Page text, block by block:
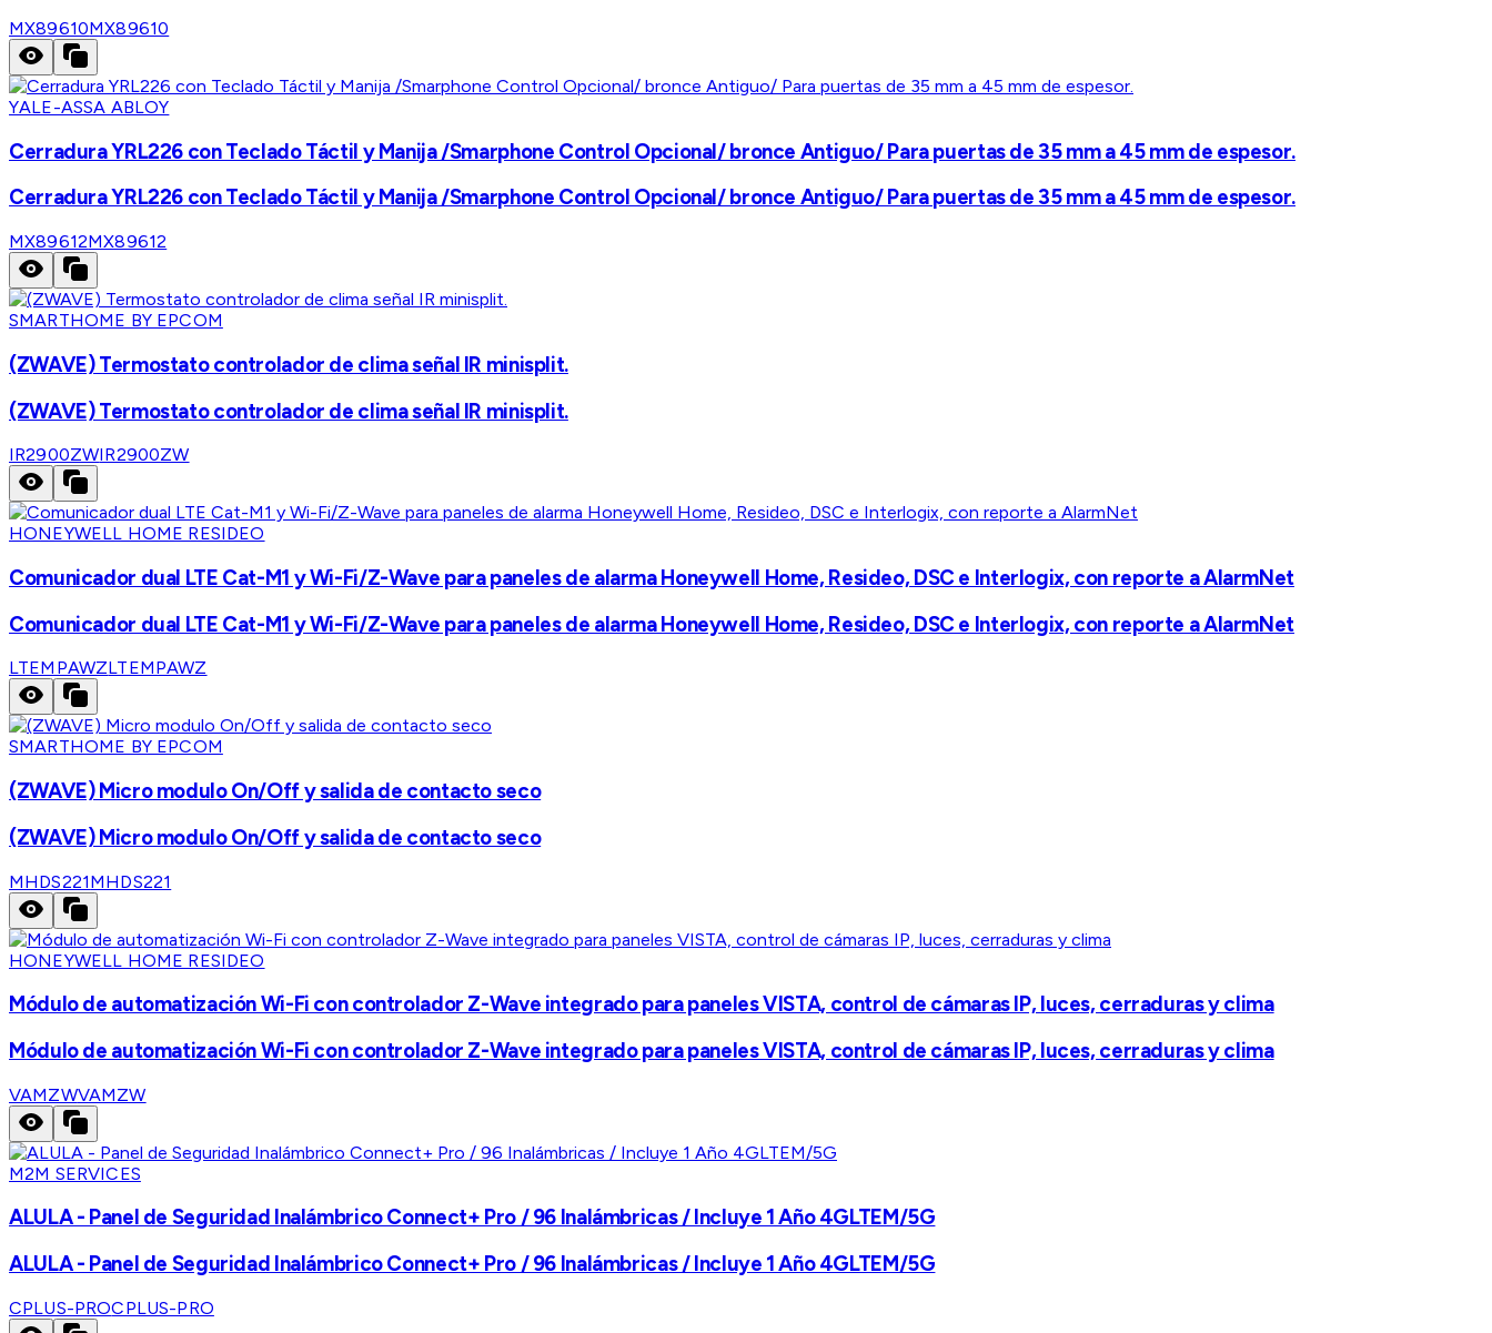
MX89610MX89610
YALE-ASSA ABLOY
Cerradura YRL226 con Teclado Táctil y Manija /Smarphone Control Opcional/ bronce Antiguo/ Para puertas de 35 mm a 45 mm de espesor.
Cerradura YRL226 con Teclado Táctil y Manija /Smarphone Control Opcional/ bronce Antiguo/ Para puertas de 35 mm a 45 mm de espesor.
MX89612MX89612
SMARTHOME BY EPCOM
(ZWAVE) Termostato controlador de clima señal IR minisplit.
(ZWAVE) Termostato controlador de clima señal IR minisplit.
IR2900ZWIR2900ZW
HONEYWELL HOME RESIDEO
Comunicador dual LTE Cat-M1 y Wi-Fi/Z-Wave para paneles de alarma Honeywell Home, Resideo, DSC e Interlogix, con reporte a AlarmNet
Comunicador dual LTE Cat-M1 y Wi-Fi/Z-Wave para paneles de alarma Honeywell Home, Resideo, DSC e Interlogix, con reporte a AlarmNet
LTEMPAWZLTEMPAWZ
SMARTHOME BY EPCOM
(ZWAVE) Micro modulo On/Off y salida de contacto seco
(ZWAVE) Micro modulo On/Off y salida de contacto seco
MHDS221MHDS221
HONEYWELL HOME RESIDEO
Módulo de automatización Wi-Fi con controlador Z-Wave integrado para paneles VISTA, control de cámaras IP, luces, cerraduras y clima
Módulo de automatización Wi-Fi con controlador Z-Wave integrado para paneles VISTA, control de cámaras IP, luces, cerraduras y clima
VAMZWVAMZW
M2M SERVICES
ALULA - Panel de Seguridad Inalámbrico Connect+ Pro / 96 Inalámbricas / Incluye 1 Año 4GLTEM/5G
ALULA - Panel de Seguridad Inalámbrico Connect+ Pro / 96 Inalámbricas / Incluye 1 Año 4GLTEM/5G
CPLUS-PROCPLUS-PRO